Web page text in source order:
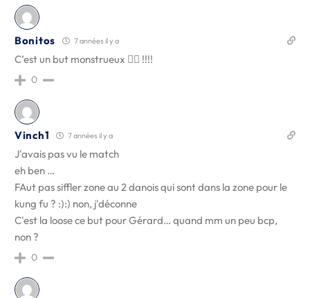
Bonitos 7 années il y a
C’est un but monstrueux 🤾‍♂️ !!!!
0
Vinch1 7 années il y a
J'avais pas vu le match
eh ben …
FAut pas siffler zone au 2 danois qui sont dans la zone pour le
kung fu ? :):) non, j'déconne
C'est la loose ce but pour Gérard… quand mm un peu bcp,
non ?
0